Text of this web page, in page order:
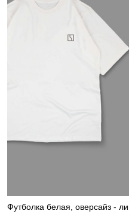
Футболка белая, оверсайз -